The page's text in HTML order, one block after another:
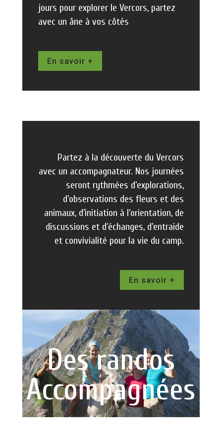
jours pour explorer le Vercors, partez
avec un âne à vos côtés
En savoir +
Partez à la découverte du Vercors
avec un accompagnateur. Nos journées
seront rythmées d’explorations,
d’observations des fleurs et des
animaux, d’initiation à l’orientation, de
discussions et d’échanges, d’entraide
et convivialité pour la vie du camp.
En savoir +
Des randos
Accompagnées